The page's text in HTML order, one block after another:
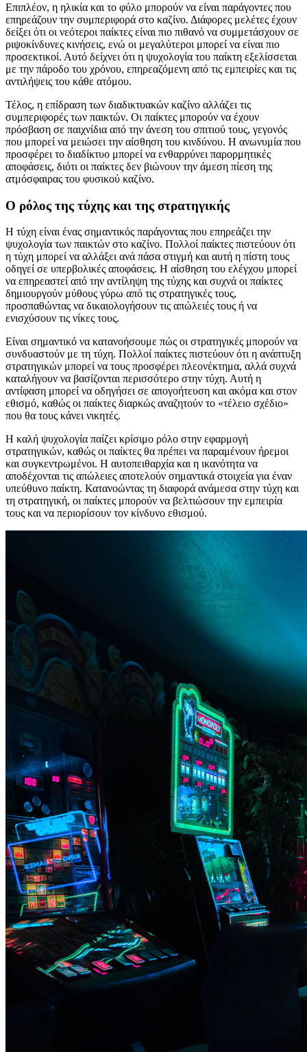
Επιπλέον, η ηλικία και το φύλο μπορούν να είναι παράγοντες που
επηρεάζουν την συμπεριφορά στο καζίνο. Διάφορες μελέτες έχουν
δείξει ότι οι νεότεροι παίκτες είναι πιο πιθανό να συμμετάσχουν σε
ριψοκίνδυνες κινήσεις, ενώ οι μεγαλύτεροι μπορεί να είναι πιο
προσεκτικοί. Αυτό δείχνει ότι η ψυχολογία του παίκτη εξελίσσεται
με την πάροδο του χρόνου, επηρεαζόμενη από τις εμπειρίες και τις
αντιλήψεις του κάθε ατόμου.
Τέλος, η επίδραση των διαδικτυακών καζίνο αλλάζει τις
συμπεριφορές των παικτών. Οι παίκτες μπορούν να έχουν
πρόσβαση σε παιχνίδια από την άνεση του σπιτιού τους, γεγονός
που μπορεί να μειώσει την αίσθηση του κινδύνου. Η ανωνυμία που
προσφέρει το διαδίκτυο μπορεί να ενθαρρύνει παρορμητικές
αποφάσεις, διότι οι παίκτες δεν βιώνουν την άμεση πίεση της
ατμόσφαιρας του φυσικού καζίνο.
Ο ρόλος της τύχης και της στρατηγικής
Η τύχη είναι ένας σημαντικός παράγοντας που επηρεάζει την
ψυχολογία των παικτών στο καζίνο. Πολλοί παίκτες πιστεύουν ότι
η τύχη μπορεί να αλλάξει ανά πάσα στιγμή και αυτή η πίστη τους
οδηγεί σε υπερβολικές αποφάσεις. Η αίσθηση του ελέγχου μπορεί
να επηρεαστεί από την αντίληψη της τύχης και συχνά οι παίκτες
δημιουργούν μύθους γύρω από τις στρατηγικές τους,
προσπαθώντας να δικαιολογήσουν τις απώλειές τους ή να
ενισχύσουν τις νίκες τους.
Είναι σημαντικό να κατανοήσουμε πώς οι στρατηγικές μπορούν να
συνδυαστούν με τη τύχη. Πολλοί παίκτες πιστεύουν ότι η ανάπτυξη
στρατηγικών μπορεί να τους προσφέρει πλεονέκτημα, αλλά συχνά
καταλήγουν να βασίζονται περισσότερο στην τύχη. Αυτή η
αντίφαση μπορεί να οδηγήσει σε απογοήτευση και ακόμα και στον
εθισμό, καθώς οι παίκτες διαρκώς αναζητούν το «τέλειο σχέδιο»
που θα τους κάνει νικητές.
Η καλή ψυχολογία παίζει κρίσιμο ρόλο στην εφαρμογή
στρατηγικών, καθώς οι παίκτες θα πρέπει να παραμένουν ήρεμοι
και συγκεντρωμένοι. Η αυτοπειθαρχία και η ικανότητα να
αποδέχονται τις απώλειες αποτελούν σημαντικά στοιχεία για έναν
υπεύθυνο παίκτη. Κατανοώντας τη διαφορά ανάμεσα στην τύχη και
τη στρατηγική, οι παίκτες μπορούν να βελτιώσουν την εμπειρία
τους και να περιορίσουν τον κίνδυνο εθισμού.